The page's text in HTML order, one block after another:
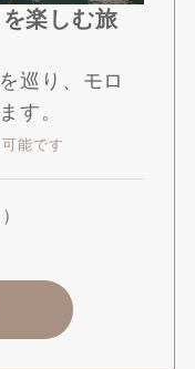
楽しむ旅
巡り、モロ
す。
能です